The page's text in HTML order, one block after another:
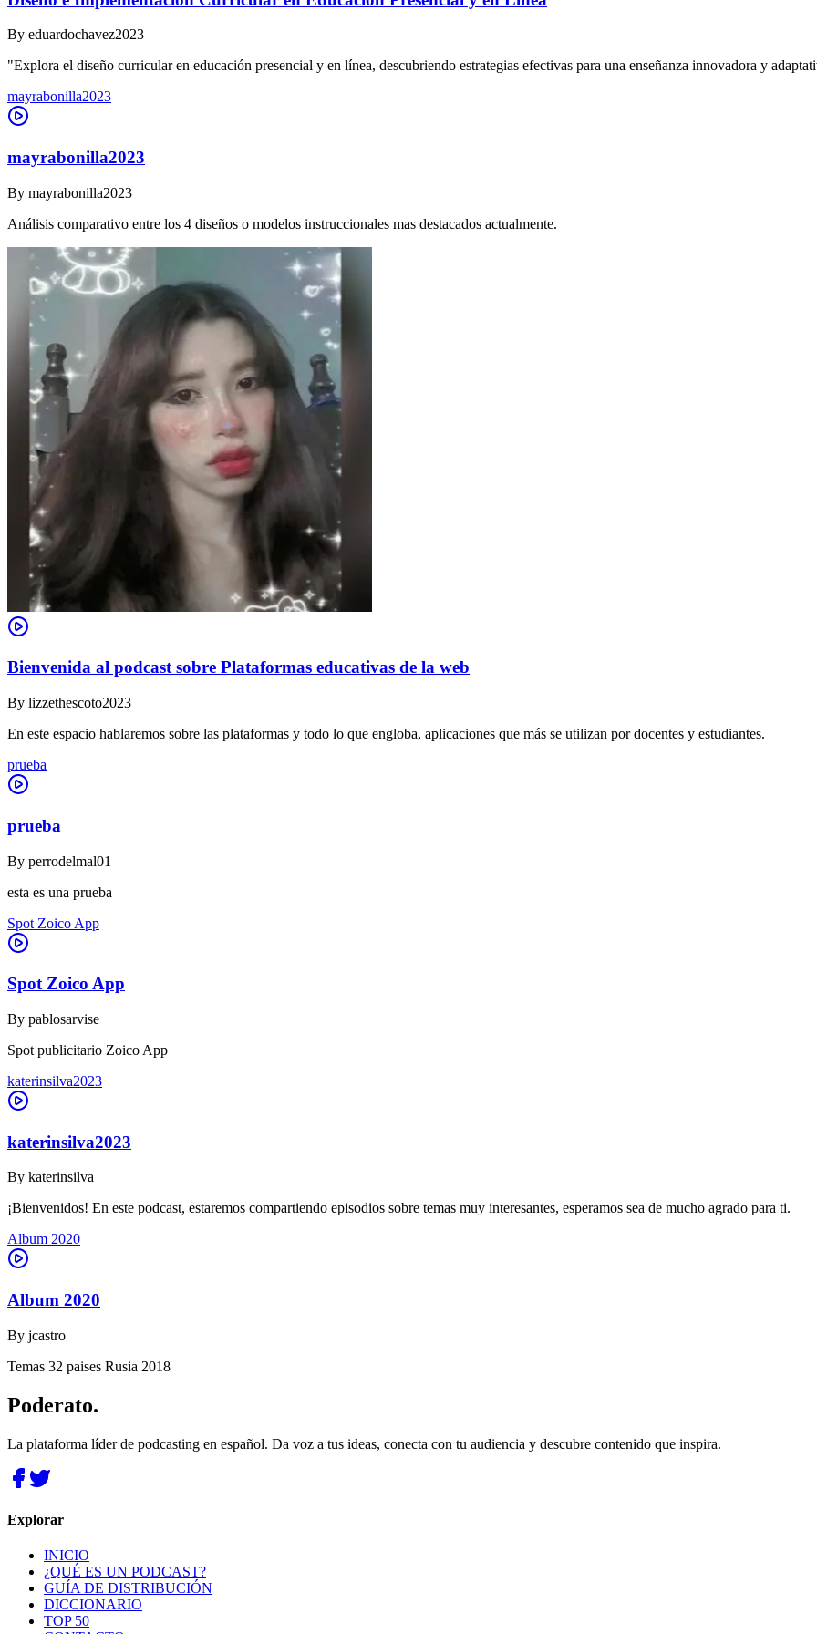
By eduardochavez2023
"Explora el diseño curricular en educación presencial y en línea, descubriendo estrategias efectivas para una enseñanza innovadora y
mayrabonilla2023
mayrabonilla2023
By mayrabonilla2023
Análisis comparativo entre los 4 diseños o modelos instruccionales mas destacados actualmente.
Bienvenida al podcast sobre Plataformas educativas de la web
By lizzethescoto2023
En este espacio hablaremos sobre las plataformas y todo lo que engloba, aplicaciones que más se utilizan por docentes y estudiantes.
prueba
prueba
By perrodelmal01
esta es una prueba
Spot Zoico App
Spot Zoico App
By pablosarvise
Spot publicitario Zoico App
katerinsilva2023
katerinsilva2023
By katerinsilva
¡Bienvenidos! En este podcast, estaremos compartiendo episodios sobre temas muy interesantes, esperamos sea de mucho agrado para ti.
Album 2020
Album 2020
By jcastro
Temas 32 paises Rusia 2018
Poderato.
La plataforma líder de podcasting en español. Da voz a tus ideas, conecta con tu audiencia y descubre contenido que inspira.
Explorar
INICIO
¿QUÉ ES UN PODCAST?
GUÍA DE DISTRIBUCIÓN
DICCIONARIO
TOP 50